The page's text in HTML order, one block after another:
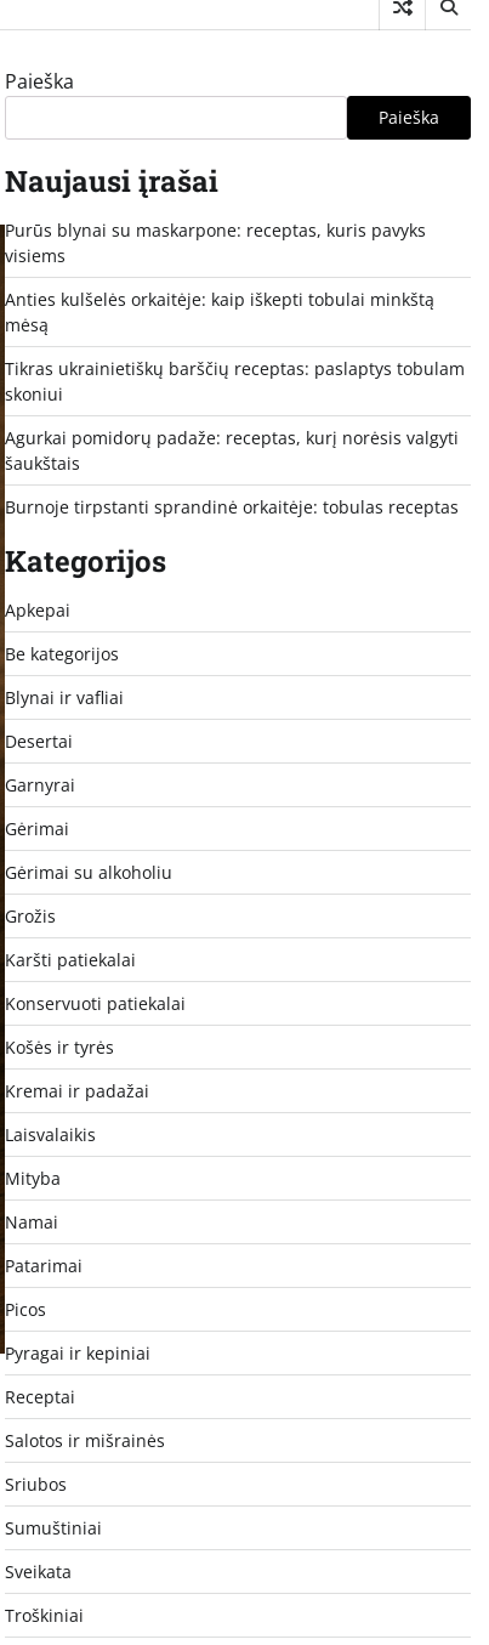
Paieška
Paieška
Naujausi įrašai
Purūs blynai su maskarpone: receptas, kuris pavyks
visiems
Anties kulšelės orkaitėje: kaip iškepti tobulai minkštą
mėsą
Tikras ukrainietiškų barščių receptas: paslaptys tobulam
skoniui
Agurkai pomidorų padaže: receptas, kurį norėsis valgyti
šaukštais
Burnoje tirpstanti sprandinė orkaitėje: tobulas receptas
Kategorijos
Apkepai
Be kategorijos
Blynai ir vafliai
Desertai
Garnyrai
Gėrimai
Gėrimai su alkoholiu
Grožis
Karšti patiekalai
Konservuoti patiekalai
Košės ir tyrės
Kremai ir padažai
Laisvalaikis
Mityba
Namai
Patarimai
Picos
Pyragai ir kepiniai
Receptai
Salotos ir mišrainės
Sriubos
Sumuštiniai
Sveikata
Troškiniai